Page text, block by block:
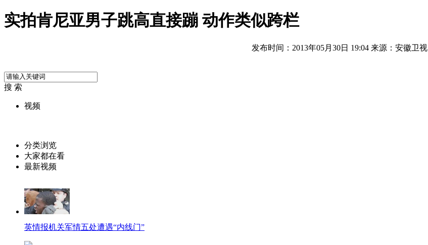
实拍肯尼亚男子跳高直接蹦 动作类似跨栏
发布时间：2013年05月30日 19:04 来源：安徽卫视
搜 索
视频
分类浏览
大家都在看
最新视频
英情报机关军情五处遭遇“内线门”